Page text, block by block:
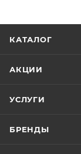
КАТАЛОГ
АКЦИИ
УСЛУГИ
БРЕНДЫ